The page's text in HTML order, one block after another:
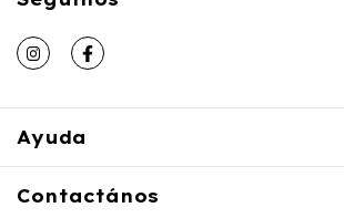
Ayuda
Contactános